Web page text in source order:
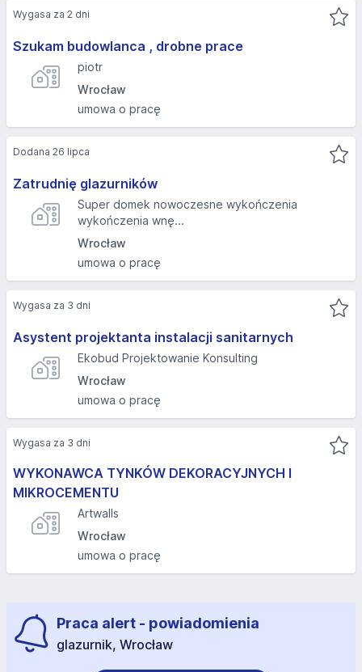
Szukam budowlanca , drobne prace
piotr
Wrocław
umowa o pracę
Wygasa za 2 dni
Zatrudnię glazurników
Super domek nowoczesne wykończenia
wykończenia wnę...
Wrocław
umowa o pracę
Dodana 26 lipca
Asystent projektanta instalacji sanitarnych
Ekobud Projektowanie Konsulting
Wrocław
umowa o pracę
Wygasa za 3 dni
WYKONAWCA TYNKÓW DEKORACYJNYCH I
MIKROCEMENTU
Artwalls
Wrocław
umowa o pracę
Wygasa za 3 dni
Praca alert - powiadomienia
glazurnik, Wrocław